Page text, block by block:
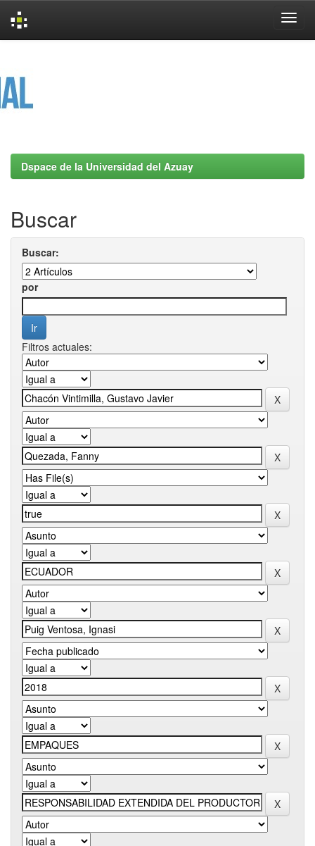
Dspace de la Universidad del Azuay
Buscar
Buscar:
por
Filtros actuales: